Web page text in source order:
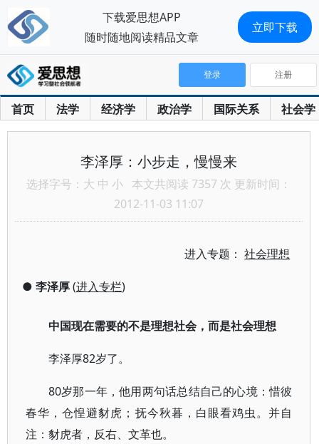
首页 法学 经济学 政治学 国际关系 社会学
登录 注册
李泽厚：小步走，慢慢来
选择字号： 大 中 小 本文共阅读 7357 次 更新时间：
2012-11-03 11:07
进入专题：社会理想
● 李泽厚(进入专栏)
中国现在需要的不是理想社会，而是社会理想
李泽厚82岁了。
80岁那一年，他用两句话总结自己的心境：惜彼
春华，仓惶避豺虎；抚今秋暮，白眼看鸡虫。并自
注：豺虎者，反右、文革也。
下载爱思想APP
随时随地阅读精品文章
立即下载